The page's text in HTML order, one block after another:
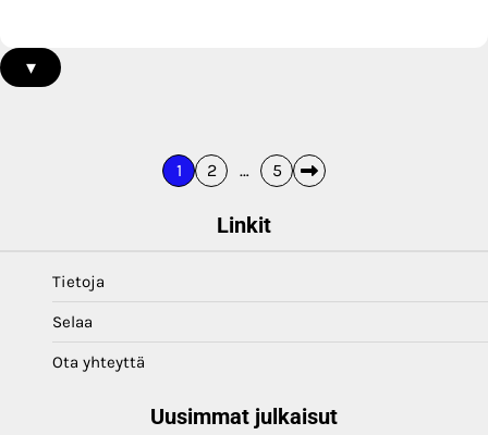
▾
1 2 … 5
Linkit
Tietoja
Selaa
Ota yhteyttä
Uusimmat julkaisut